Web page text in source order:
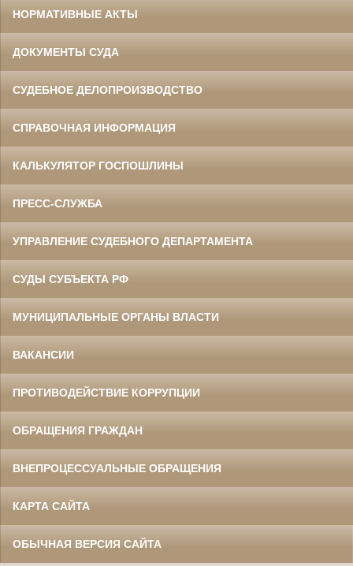
НОРМАТИВНЫЕ АКТЫ
ДОКУМЕНТЫ СУДА
СУДЕБНОЕ ДЕЛОПРОИЗВОДСТВО
СПРАВОЧНАЯ ИНФОРМАЦИЯ
КАЛЬКУЛЯТОР ГОСПОШЛИНЫ
ПРЕСС-СЛУЖБА
УПРАВЛЕНИЕ СУДЕБНОГО ДЕПАРТАМЕНТА
СУДЫ СУБЪЕКТА РФ
МУНИЦИПАЛЬНЫЕ ОРГАНЫ ВЛАСТИ
ВАКАНСИИ
ПРОТИВОДЕЙСТВИЕ КОРРУПЦИИ
ОБРАЩЕНИЯ ГРАЖДАН
ВНЕПРОЦЕССУАЛЬНЫЕ ОБРАЩЕНИЯ
КАРТА САЙТА
ОБЫЧНАЯ ВЕРСИЯ САЙТА